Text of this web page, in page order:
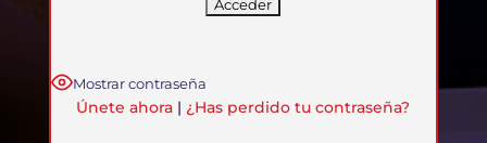
Mostrar contraseña
Únete ahora | ¿Has perdido tu contraseña?